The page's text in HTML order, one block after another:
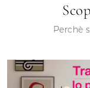
Perchè